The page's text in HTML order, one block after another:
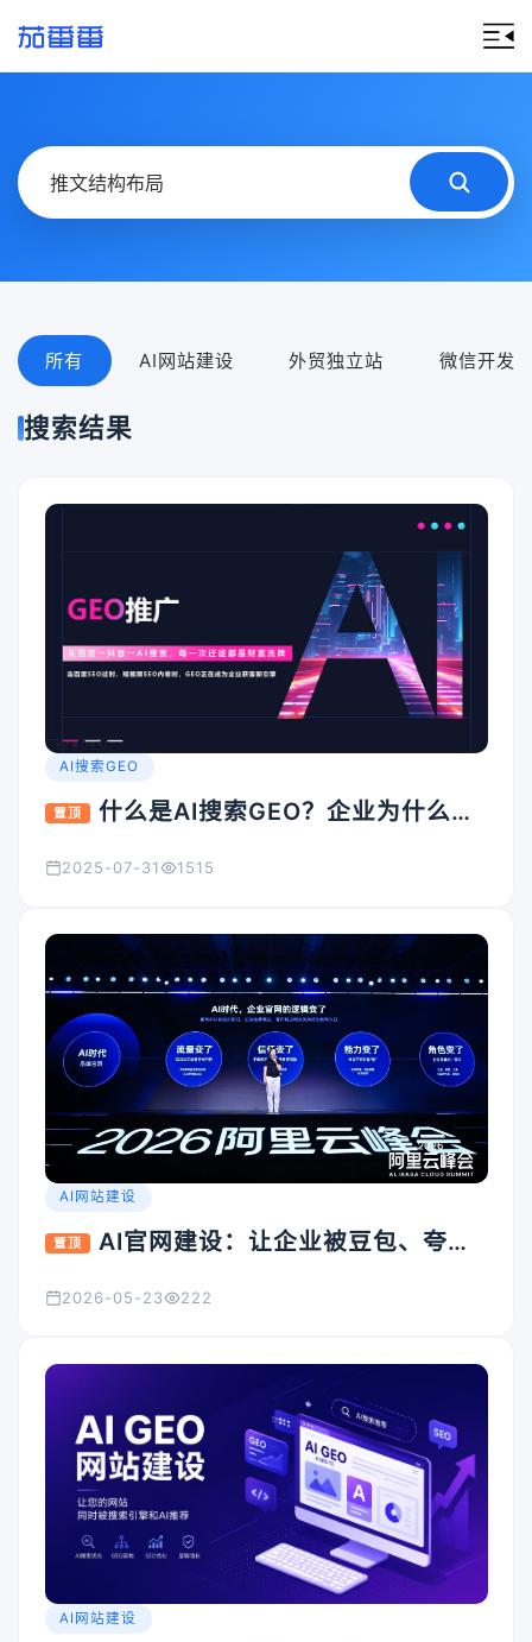
所有 AI网站建设 外贸独立站 微信开发
搜索结果
AI搜索GEO
置顶
什么是AI搜索GEO？企业为什么要
2025-07-31 1515
AI网站建设
置顶
AI官网建设：让企业被豆包、夸
2026-05-23 222
AI网站建设